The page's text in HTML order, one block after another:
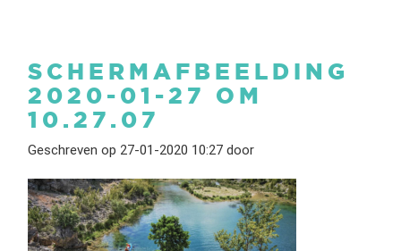
SCHERMAFBEELDING
2020-01-27 OM
10.27.07
Geschreven op 27-01-2020 10:27 door